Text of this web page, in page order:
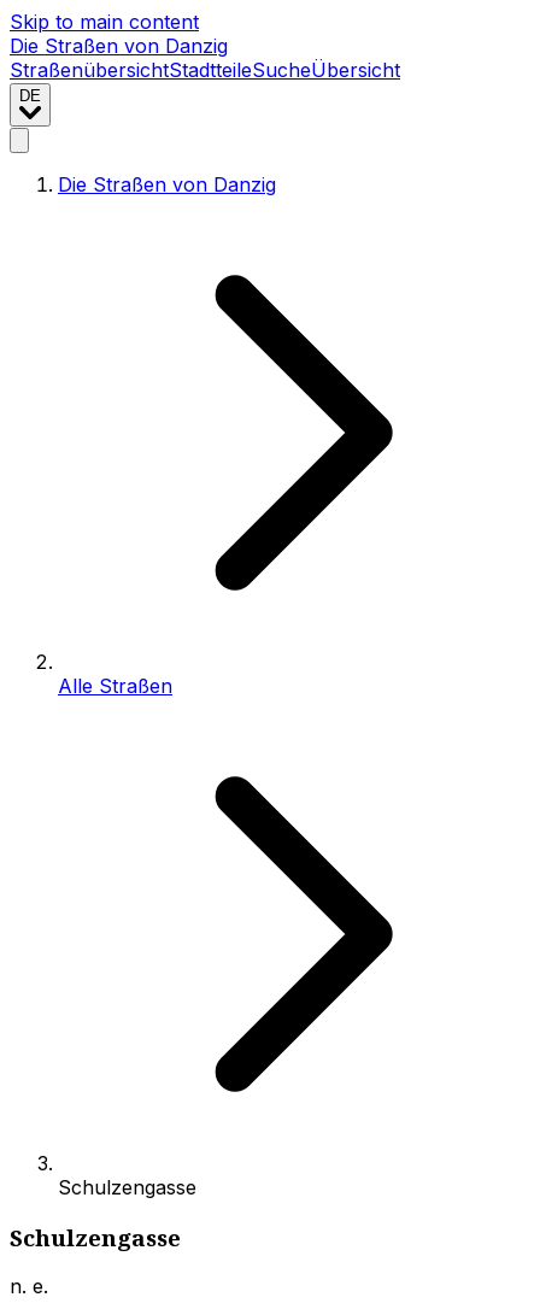
Skip to main content
Die Straßen von Danzig
StraßenübersichtStadtteileSucheÜbersicht
DE
Die Straßen von Danzig
Alle Straßen
Schulzengasse
Schulzengasse
n. e.